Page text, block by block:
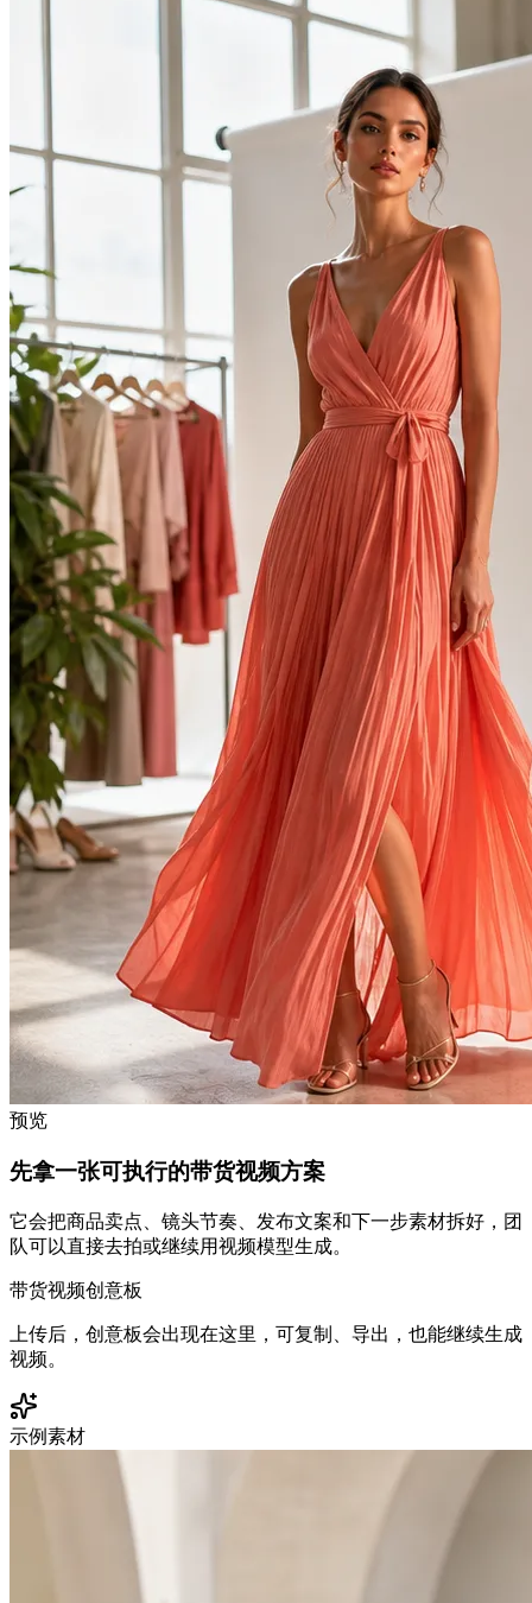
预览
先拿一张可执行的带货视频方案
它会把商品卖点、镜头节奏、发布文案和下一步素材拆好，团
队可以直接去拍或继续用视频模型生成。
带货视频创意板
上传后，创意板会出现在这里，可复制、导出，也能继续生成
视频。
示例素材